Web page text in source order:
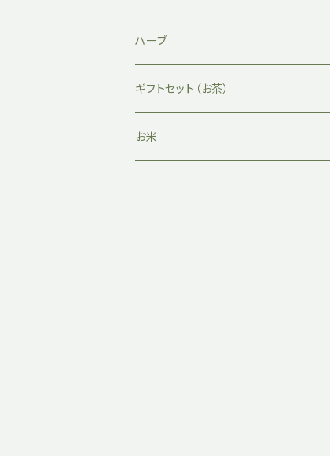
ハーブ
ギフトセット（お茶）
お米